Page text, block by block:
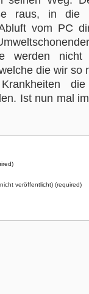
raus, in die
vom PC
werden nicht
die wir so
Ist nun mal
veröffentlicht) (required)